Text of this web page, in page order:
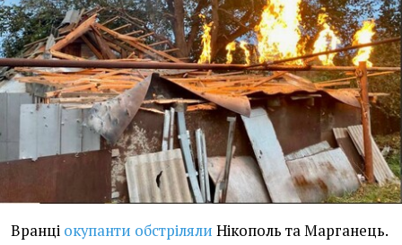
Вранці окупанти обстріляли Нікополь та Марганець.